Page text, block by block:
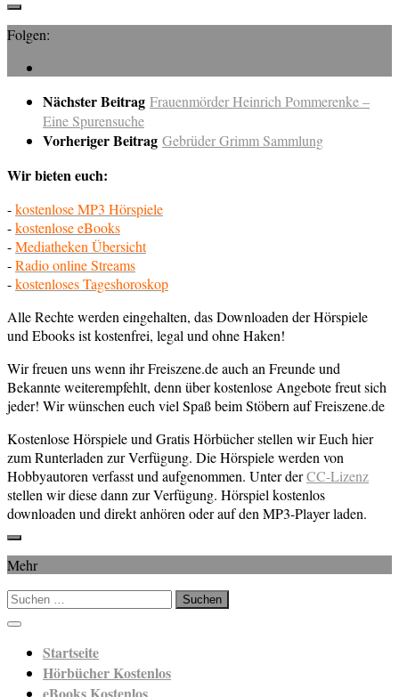
Folgen:
Nächster Beitrag Frauenmörder Heinrich Pommerenke –
Eine Spurensuche
Vorheriger Beitrag Gebrüder Grimm Sammlung
Wir bieten euch:
-kostenlose MP3 Hörspiele
-kostenlose eBooks
-Mediatheken Übersicht
-Radio online Streams
-kostenloses Tageshoroskop
Alle Rechte werden eingehalten, das Downloaden der Hörspiele
und Ebooks ist kostenfrei, legal und ohne Haken!
Wir freuen uns wenn ihr Freiszene.de auch an Freunde und
Bekannte weiterempfehlt, denn über kostenlose Angebote freut sich
jeder! Wir wünschen euch viel Spaß beim Stöbern auf Freiszene.de
Kostenlose Hörspiele und Gratis Hörbücher stellen wir Euch hier
zum Runterladen zur Verfügung. Die Hörspiele werden von
Hobbyautoren verfasst und aufgenommen. Unter derCC-Lizenz
stellen wir diese dann zur Verfügung. Hörspiel kostenlos
downloaden und direkt anhören oder auf den MP3-Player laden.
Mehr
Suchen
nach:
Startseite
Hörbücher Kostenlos
eBooks Kostenlos